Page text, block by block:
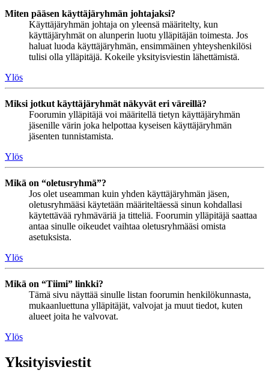
Miten pääsen käyttäjäryhmän johtajaksi?
Käyttäjäryhmän johtaja on yleensä määritelty, kun
käyttäjäryhmät on alunperin luotu ylläpitäjän toimesta. Jos
haluat luoda käyttäjäryhmän, ensimmäinen yhteyshenkilösi
tulisi olla ylläpitäjä. Kokeile yksityisviestin lähettämistä.
Ylös
Miksi jotkut käyttäjäryhmät näkyvät eri väreillä?
Foorumin ylläpitäjä voi määritellä tietyn käyttäjäryhmän
jäsenille värin joka helpottaa kyseisen käyttäjäryhmän
jäsenten tunnistamista.
Ylös
Mikä on “oletusryhmä”?
Jos olet useamman kuin yhden käyttäjäryhmän jäsen,
oletusryhmääsi käytetään määriteltäessä sinun kohdallasi
käytettävää ryhmäväriä ja titteliä. Foorumin ylläpitäjä saattaa
antaa sinulle oikeudet vaihtaa oletusryhmääsi omista
asetuksista.
Ylös
Mikä on “Tiimi” linkki?
Tämä sivu näyttää sinulle listan foorumin henkilökunnasta,
mukaanluettuna ylläpitäjät, valvojat ja muut tiedot, kuten
alueet joita he valvovat.
Ylös
Yksityisviestit